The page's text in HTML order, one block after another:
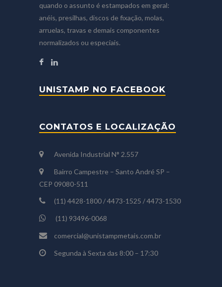
quando o assunto é estampados em geral:
anéis, presilhas, discos de fixação, molas,
arruelas, travas e demais componentes
normalizados ou especiais.
UNISTAMP NO FACEBOOK
CONTATOS E LOCALIZAÇÃO
Avenida Industrial N° 2.557
Bairro Campestre – Santo André SP –
CEP 09080-511
(11) 4428-1800 / 4473-1525 / 4473-1530
(11) 93496-0068
comercial@unistampmetais.com.br
Segunda à Sexta das 8:00 – 17:30